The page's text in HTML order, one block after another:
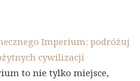
Imperium: podróżuj
cywilizacji
to nie tylko miejsce,